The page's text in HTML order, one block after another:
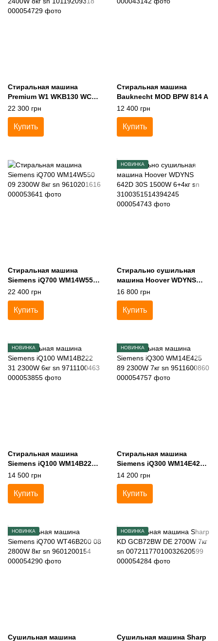
Стиральная машина
Premium W1 WKB130 WCS
2400W 8кг sn 10119209318
22 300 грн
Купить
Стиральная машина
Bauknecht MOD BPW 814 A
12 400 грн
Купить
Стиральная машина
Siemens iQ700 WM14W550
09 2300W 8кг sn
9610201616
22 400 грн
Купить
НОВИНКА
Стирально сушильная
машина Hoover WDYNS
642D 30S 1500W 6+4кг sn
3100351514394245
16 800 грн
Купить
НОВИНКА
Стиральная машина
Siemens iQ100 WM14B222
31 2300W 6кг sn
9711100463
14 500 грн
Купить
НОВИНКА
Стиральная машина
Siemens iQ300 WM14E425
89 2300W 7кг sn
9511600860
14 200 грн
Купить
НОВИНКА
Сушильная машина
НОВИНКА
Сушильная машина Sharp